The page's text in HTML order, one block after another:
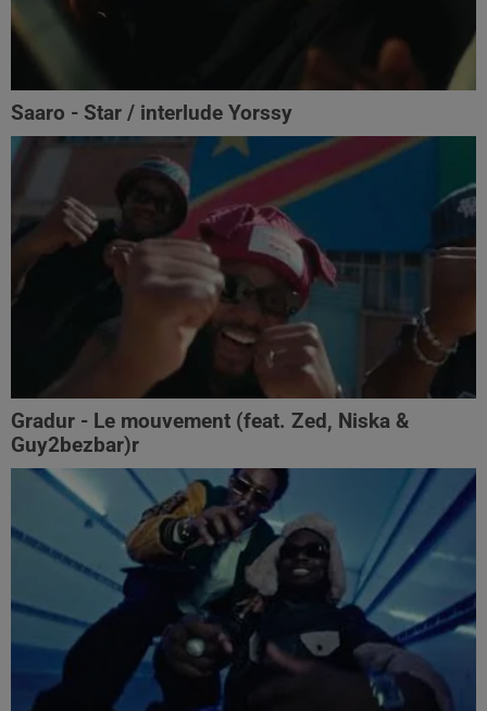
Saaro - Star / interlude Yorssy
Gradur - Le mouvement (feat. Zed, Niska &
Guy2bezbar)r